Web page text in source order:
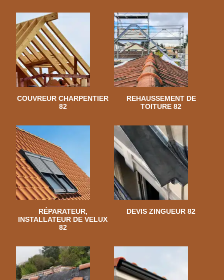
COUVREUR CHARPENTIER
82
REHAUSSEMENT DE
TOITURE 82
RÉPARATEUR,
INSTALLATEUR DE VELUX
82
DEVIS ZINGUEUR 82